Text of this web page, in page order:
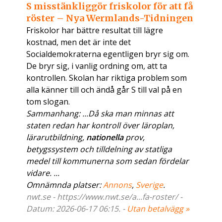
S misstänkliggör friskolor för att få
röster – Nya Wermlands-Tidningen
Friskolor har bättre resultat till lägre
kostnad, men det är inte det
Socialdemokraterna egentligen bryr sig om.
De bryr sig, i vanlig ordning om, att ta
kontrollen. Skolan har riktiga problem som
alla känner till och ändå går S till val på en
tom slogan.
Sammanhang: ...Då ska man minnas att
staten redan har kontroll över läroplan,
lärarutbildning, nationellaprov,
betygssystem och tilldelning av statliga
medel till kommunerna som sedan fördelar
vidare. ...
Omnämnda platser:Annons, Sverige.
nwt.se - https://www.nwt.se/a...fa-roster/ -
Datum: 2026-06-17 06:15. - Utan betalvägg »